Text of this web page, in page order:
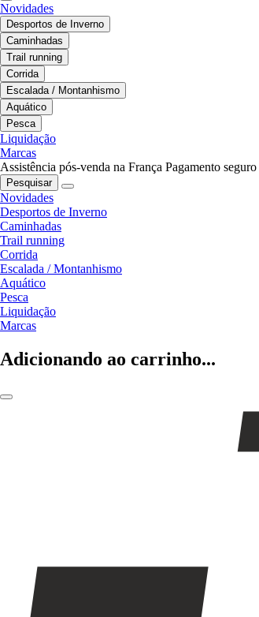
Novidades
Desportos de Inverno
Caminhadas
Trail running
Corrida
Escalada / Montanhismo
Aquático
Pesca
Liquidação
Marcas
Assistência pós-venda na França Pagamento seguro
Pesquisar
Novidades
Desportos de Inverno
Caminhadas
Trail running
Corrida
Escalada / Montanhismo
Aquático
Pesca
Liquidação
Marcas
Adicionando ao carrinho...